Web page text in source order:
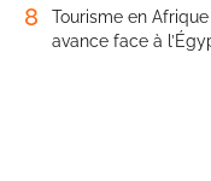
8
Tourisme en
avance face à